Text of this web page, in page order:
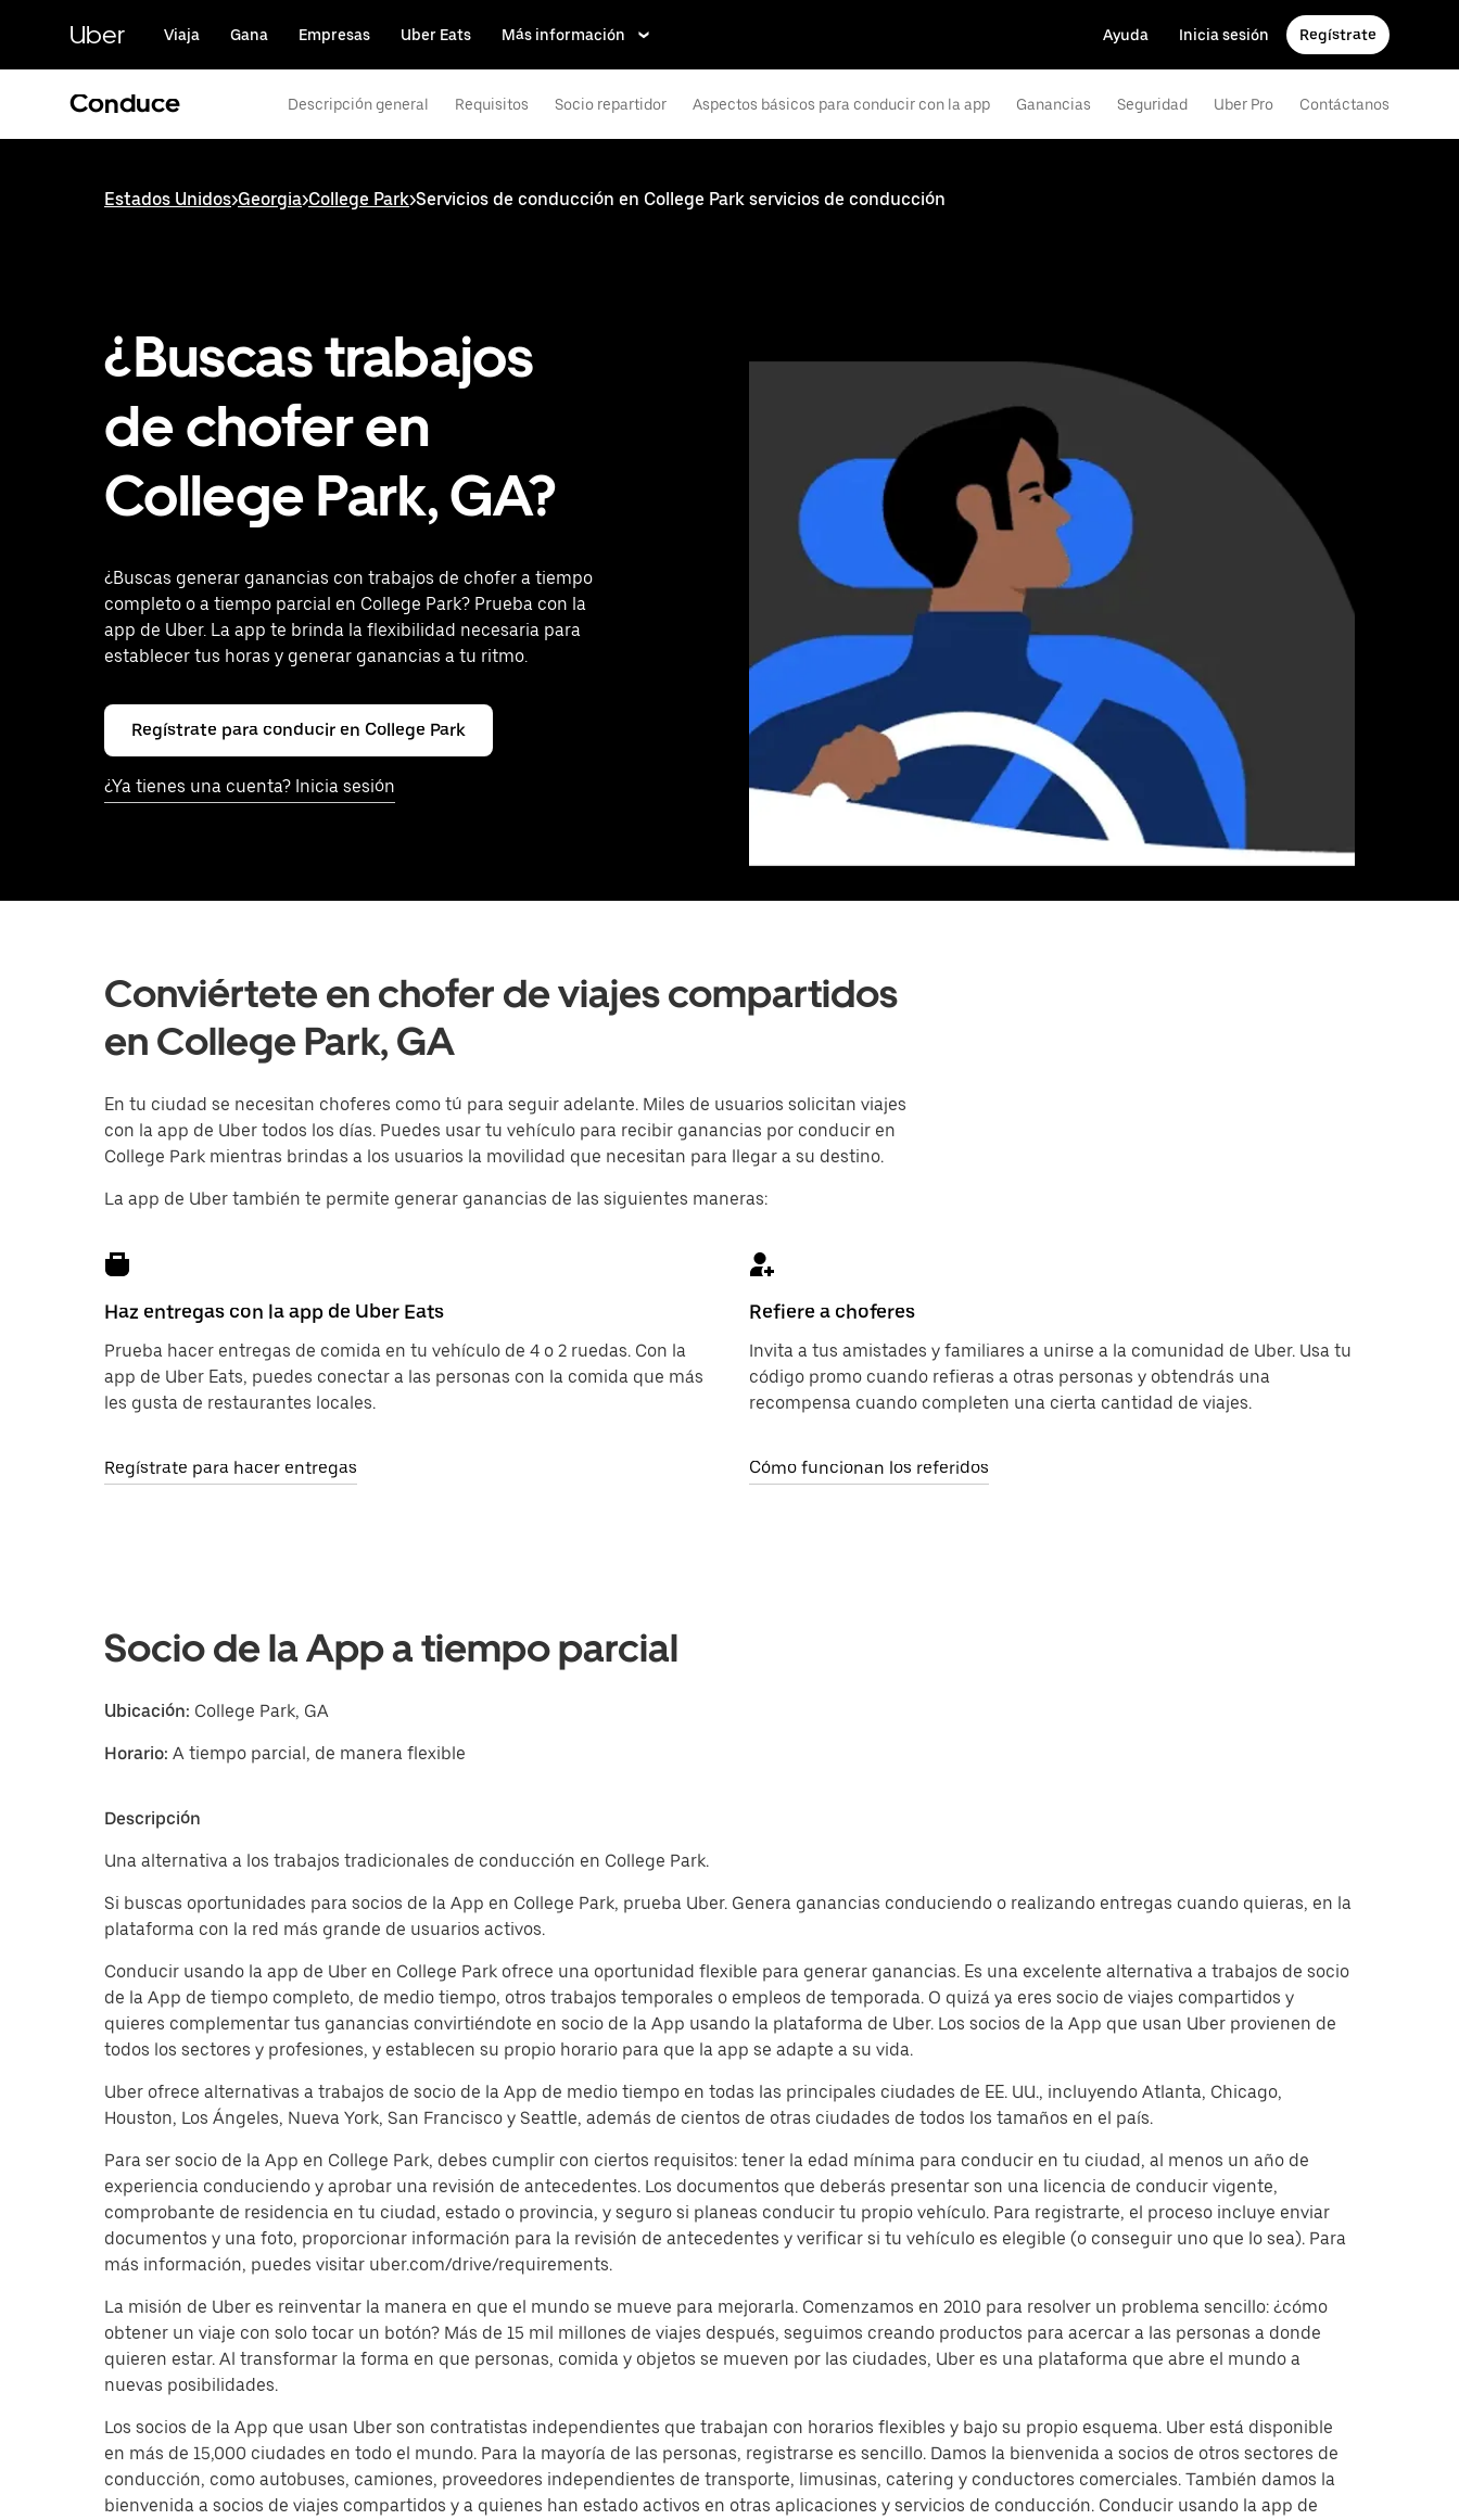
contenido
principal
Uber Viaja Gana Empresas Uber Eats Más información Ayuda Inicia sesión Regístrate
Conduce Descripción general Requisitos Socio repartidor Aspectos básicos para conducir con la app Ganancias Seguridad Uber Pro Contáctanos
Estados Unidos>Georgia>College Park>Servicios de conducción en College Park servicios de conducción
¿Buscas trabajos
de chofer en
College Park, GA?
¿Buscas generar ganancias con trabajos de chofer a tiempo
completo o a tiempo parcial en College Park? Prueba con la
app de Uber. La app te brinda la flexibilidad necesaria para
establecer tus horas y generar ganancias a tu ritmo.
Regístrate para conducir en College Park
¿Ya tienes una cuenta? Inicia sesión
Conviértete en chofer de viajes compartidos
en College Park, GA
En tu ciudad se necesitan choferes como tú para seguir adelante. Miles de usuarios solicitan viajes
con la app de Uber todos los días. Puedes usar tu vehículo para recibir ganancias por conducir en
College Park mientras brindas a los usuarios la movilidad que necesitan para llegar a su destino.
La app de Uber también te permite generar ganancias de las siguientes maneras:
Haz entregas con la app de Uber Eats
Prueba hacer entregas de comida en tu vehículo de 4 o 2 ruedas. Con la
app de Uber Eats, puedes conectar a las personas con la comida que más
les gusta de restaurantes locales.
Regístrate para hacer entregas
Refiere a choferes
Invita a tus amistades y familiares a unirse a la comunidad de Uber. Usa tu
código promo cuando refieras a otras personas y obtendrás una
recompensa cuando completen una cierta cantidad de viajes.
Cómo funcionan los referidos
Socio de la App a tiempo parcial
Ubicación: College Park, GA
Horario: A tiempo parcial, de manera flexible
Descripción
Una alternativa a los trabajos tradicionales de conducción en College Park.
Si buscas oportunidades para socios de la App en College Park, prueba Uber. Genera ganancias conduciendo o realizando entregas cuando quieras, en la
plataforma con la red más grande de usuarios activos.
Conducir usando la app de Uber en College Park ofrece una oportunidad flexible para generar ganancias. Es una excelente alternativa a trabajos de socio
de la App de tiempo completo, de medio tiempo, otros trabajos temporales o empleos de temporada. O quizá ya eres socio de viajes compartidos y
quieres complementar tus ganancias convirtiéndote en socio de la App usando la plataforma de Uber. Los socios de la App que usan Uber provienen de
todos los sectores y profesiones, y establecen su propio horario para que la app se adapte a su vida.
Uber ofrece alternativas a trabajos de socio de la App de medio tiempo en todas las principales ciudades de EE. UU., incluyendo Atlanta, Chicago,
Houston, Los Ángeles, Nueva York, San Francisco y Seattle, además de cientos de otras ciudades de todos los tamaños en el país.
Para ser socio de la App en College Park, debes cumplir con ciertos requisitos: tener la edad mínima para conducir en tu ciudad, al menos un año de
experiencia conduciendo y aprobar una revisión de antecedentes. Los documentos que deberás presentar son una licencia de conducir vigente,
comprobante de residencia en tu ciudad, estado o provincia, y seguro si planeas conducir tu propio vehículo. Para registrarte, el proceso incluye enviar
documentos y una foto, proporcionar información para la revisión de antecedentes y verificar si tu vehículo es elegible (o conseguir uno que lo sea). Para
más información, puedes visitar uber.com/drive/requirements.
La misión de Uber es reinventar la manera en que el mundo se mueve para mejorarla. Comenzamos en 2010 para resolver un problema sencillo: ¿cómo
obtener un viaje con solo tocar un botón? Más de 15 mil millones de viajes después, seguimos creando productos para acercar a las personas a donde
quieren estar. Al transformar la forma en que personas, comida y objetos se mueven por las ciudades, Uber es una plataforma que abre el mundo a
nuevas posibilidades.
Los socios de la App que usan Uber son contratistas independientes que trabajan con horarios flexibles y bajo su propio esquema. Uber está disponible
en más de 15,000 ciudades en todo el mundo. Para la mayoría de las personas, registrarse es sencillo. Damos la bienvenida a socios de otros sectores de
conducción, como autobuses, camiones, proveedores independientes de transporte, limusinas, catering y conductores comerciales. También damos la
bienvenida a socios de viajes compartidos y a quienes han estado activos en otras aplicaciones y servicios de conducción. Conducir usando la app de